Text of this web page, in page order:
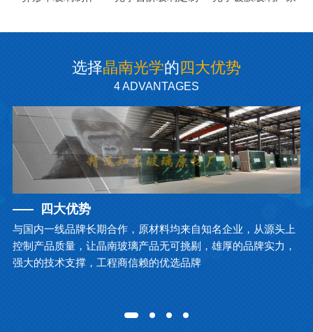
选择晶南光学的 四大优势
4 ADVANTAGES
四大优势
与国内一线品牌长期合作，原材料均来自知名企业，从源头上
控制产品质量，让晶南玻璃产品无可挑剔，雄厚的品牌实力，
强大的技术支撑，工程商信赖的优选品牌